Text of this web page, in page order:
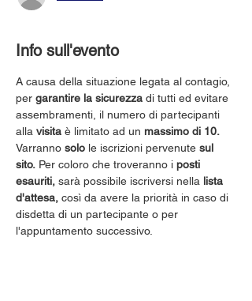
Info sull'evento
A causa della situazione legata al contagio,
per garantire la sicurezza di tutti ed evitare
assembramenti, il numero di partecipanti
alla visita è limitato ad un massimo di 10.
Varranno solo le iscrizioni pervenute sul
sito. Per coloro che troveranno i posti
esauriti, sarà possibile iscriversi nella lista
d'attesa, così da avere la priorità in caso di
disdetta di un partecipante o per
l'appuntamento successivo.